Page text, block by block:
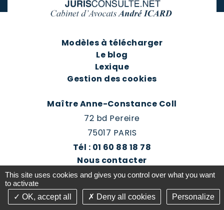
Modèles à télécharger
Le blog
Lexique
Gestion des cookies
Maître Anne-Constance Coll
72 bd Pereire
75017 PARIS
Tél : 01 60 88 18 78
Nous contacter
Prendre rendez-vous
This site uses cookies and gives you control over what you want
to activate
OK, accept all
Deny all cookies Personalize